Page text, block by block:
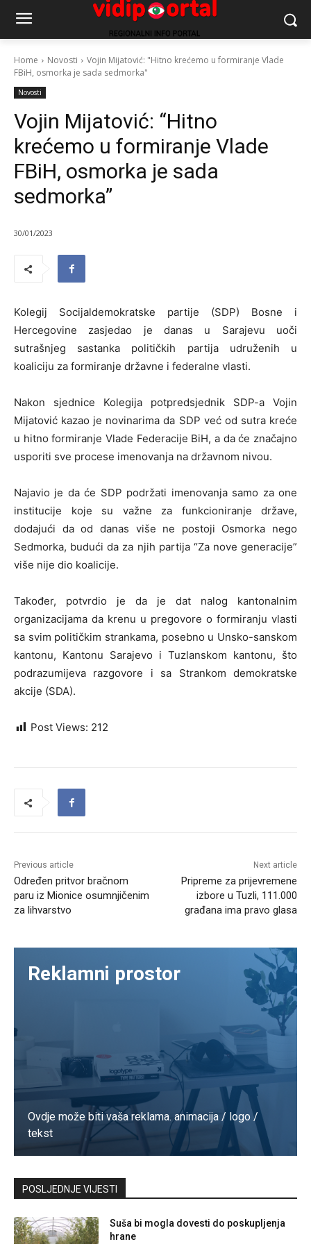
Home Novosti
Vojin Mijatović: "Hitno krećemo u formiranje Vlade
FBiH, osmorka je sada sedmorka"
Novosti
Vojin Mijatović: “Hitno
krećemo u formiranje Vlade
FBiH, osmorka je sada
sedmorka”
30/01/2023
Kolegij Socijaldemokratske partije (SDP) Bosne i
Hercegovine zasjedao je danas u Sarajevu uoči
sutrašnjeg sastanka političkih partija udruženih u
koaliciju za formiranje državne i federalne vlasti.
Nakon sjednice Kolegija potpredsjednik SDP-a Vojin
Mijatović kazao je novinarima da SDP već od sutra kreće
u hitno formiranje Vlade Federacije BiH, a da će značajno
usporiti sve procese imenovanja na državnom nivou.
Najavio je da će SDP podržati imenovanja samo za one
institucije koje su važne za funkcioniranje države,
dodajući da od danas više ne postoji Osmorka nego
Sedmorka, budući da za njih partija “Za nove generacije”
više nije dio koalicije.
Također, potvrdio je da je dat nalog kantonalnim
organizacijama da krenu u pregovore o formiranju vlasti
sa svim političkim strankama, posebno u Unsko-sanskom
kantonu, Kantonu Sarajevo i Tuzlanskom kantonu, što
podrazumijeva razgovore i sa Strankom demokratske
akcije (SDA).
Post Views: 212
Previous article
Određen pritvor bračnom
paru iz Mionice osumnjičenim
za lihvarstvo
Next article
Pripreme za prijevremene
izbore u Tuzli, 111.000
građana ima pravo glasa
Reklamni prostor
Ovdje može biti vaša reklama. animacija / logo /
tekst
Kontaktirajte nas
POSLJEDNJE VIJESTI
Suša bi mogla dovesti do poskupljenja
hrane